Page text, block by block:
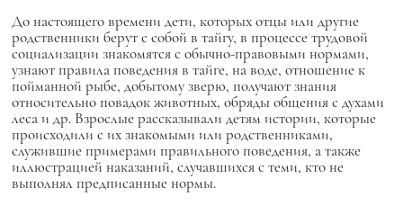
До настоящего времени дети, которых отцы или другие
родственники берут с собой в тайгу, в процессе трудовой
социализации знакомятся с обычно-правовыми нормами,
узнают правила поведения в тайге, на воде, отношение к
пойманной рыбе, добытому зверю, получают знания
относительно повадок животных, обряды общения с духами
леса и др. Взрослые рассказывали детям истории, которые
происходили с их знакомыми или родственниками,
служившие примерами правильного поведения, а также
иллюстрацией наказаний, случавшихся с теми, кто не
выполнял предписанные нормы.